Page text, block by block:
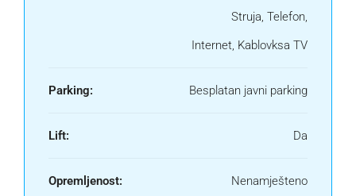
Struja, Telefon,
Internet, Kablovksa TV
Parking: Besplatan javni parking
Lift: Da
Opremljenost: Nenamješteno